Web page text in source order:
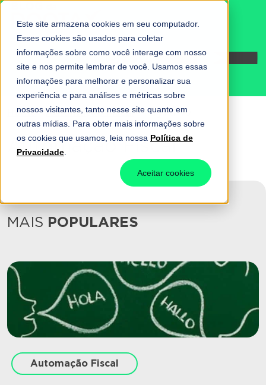
Este site armazena cookies em seu computador.
Esses cookies são usados para coletar
informações sobre como você interage com nosso
site e nos permite lembrar de você. Usamos essas
informações para melhorar e personalizar sua
experiência e para análises e métricas sobre
nossos visitantes, tanto nesse site quanto em
outras mídias. Para obter mais informações sobre
os cookies que usamos, leia nossa Política de
Privacidade
Aceitar cookies
Fale conosco
Automação Fiscal
Home- Automação Fiscal-Página 40
MAIS POPULARES
Automação Fiscal